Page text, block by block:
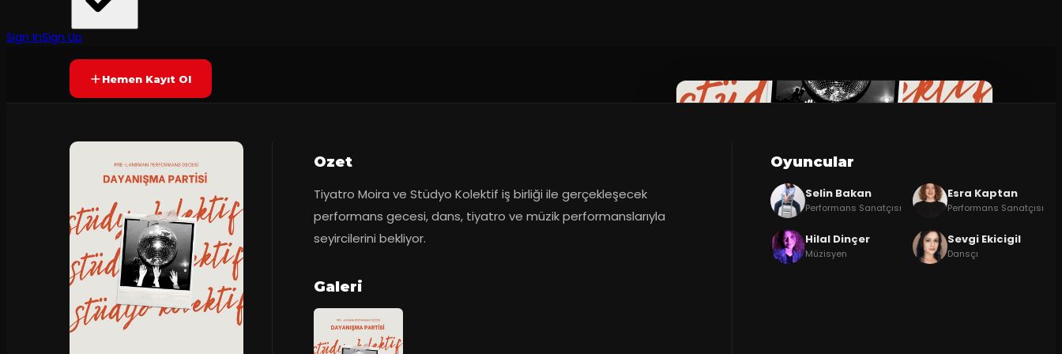
Sign InSign UpYAKINDA Yetersiz oy
Hemen Kayıt Ol
Ozet
Tiyatro Moira ve Stüdyo Kolektif iş birliği ile gerçekleşecek
performans gecesi, dans, tiyatro ve müzik performanslarıyla
seyircilerini bekliyor.
Galeri
Oyuncular
Selin Bakan
Performans Sanatçısı
Esra Kaptan
Performans Sanatçısı
Hilal Dinçer
Müzisyen
Sevgi Ekicigil
Dansçı